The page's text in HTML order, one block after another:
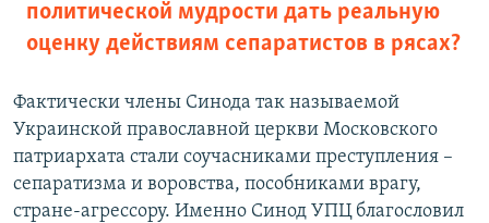
политической мудрости дать реальную
оценку действиям сепаратистов в рясах?
Фактически члены Синода так называемой
Украинской православной церкви Московского
патриархата стали соучасниками преступления –
сепаратизма и воровства, пособниками врагу,
стране-агрессору. Именно Синод УПЦ благословил